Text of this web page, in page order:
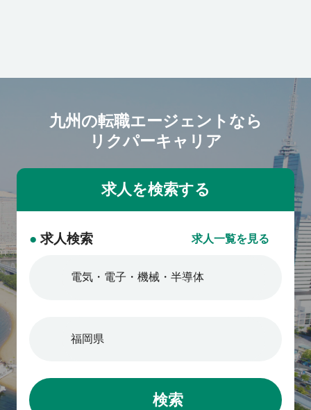
九州の転職エージェントなら
リクパーキャリア
● 求人検索 求人一覧を見る
検索